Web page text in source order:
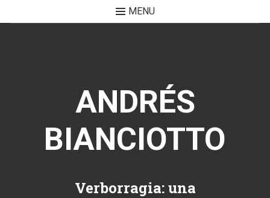
MENU
ANDRÉS
BIANCIOTTO
Verborragia: una